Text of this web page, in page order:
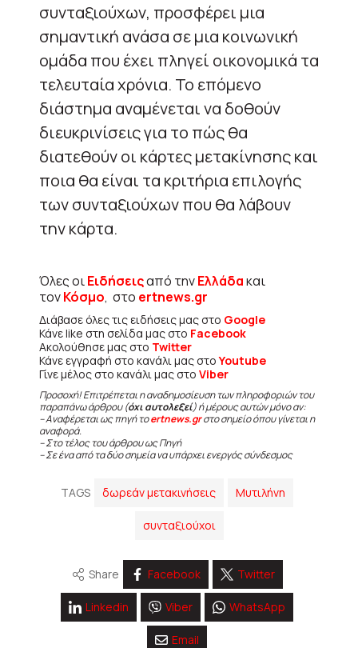
συνταξιούχων, προσφέρει μια
σημαντική ανάσα σε μια κοινωνική
ομάδα που έχει πληγεί οικονομικά τα
τελευταία χρόνια. Το επόμενο
διάστημα αναμένεται να δοθούν
διευκρινίσεις για το πώς θα
διατεθούν οι κάρτες μετακίνησης και
ποια θα είναι τα κριτήρια επιλογής
των συνταξιούχων που θα λάβουν
την κάρτα.
Όλες οιΕιδήσειςαπό τηνΕλλάδακαι
τονΚόσμο, στο ertnews.gr
Διάβασε όλες τις ειδήσεις μας στο Google
Κάνε like στη σελίδα μας στο Facebook
Ακολούθησε μας στο Twitter
Κάνε εγγραφή στο κανάλι μας στοYoutube
Γίνε μέλος στο κανάλι μας στο Viber
Προσοχή! Επιτρέπεται η αναδημοσίευση των πληροφοριών του
παραπάνω άρθρου (όχι αυτολεξεί) ή μέρους αυτών μόνο αν:
– Αναφέρεται ως πηγή τοertnews.grστο σημείο όπου γίνεται η
αναφορά.
– Στο τέλος του άρθρου ως Πηγή
– Σε ένα από τα δύο σημεία να υπάρχει ενεργός σύνδεσμος
TAGS δωρεάν μετακινήσεις Μυτιλήνη
συνταξιούχοι
Share Facebook Twitter
Linkedin Viber WhatsApp
Email